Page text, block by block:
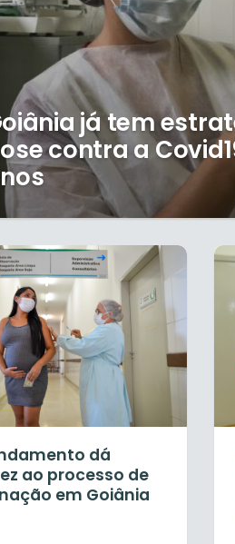
já tem
contra a
dá
ao processo de
em Goiânia